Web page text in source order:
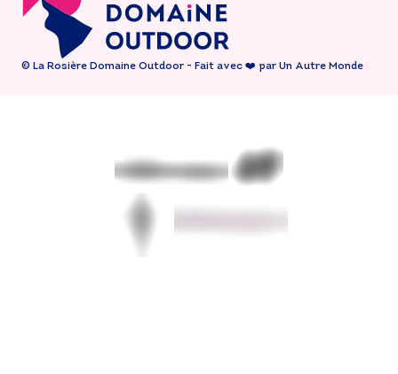
© La Rosière Domaine Outdoor - Fait avec ❤️ par Un Autre Monde